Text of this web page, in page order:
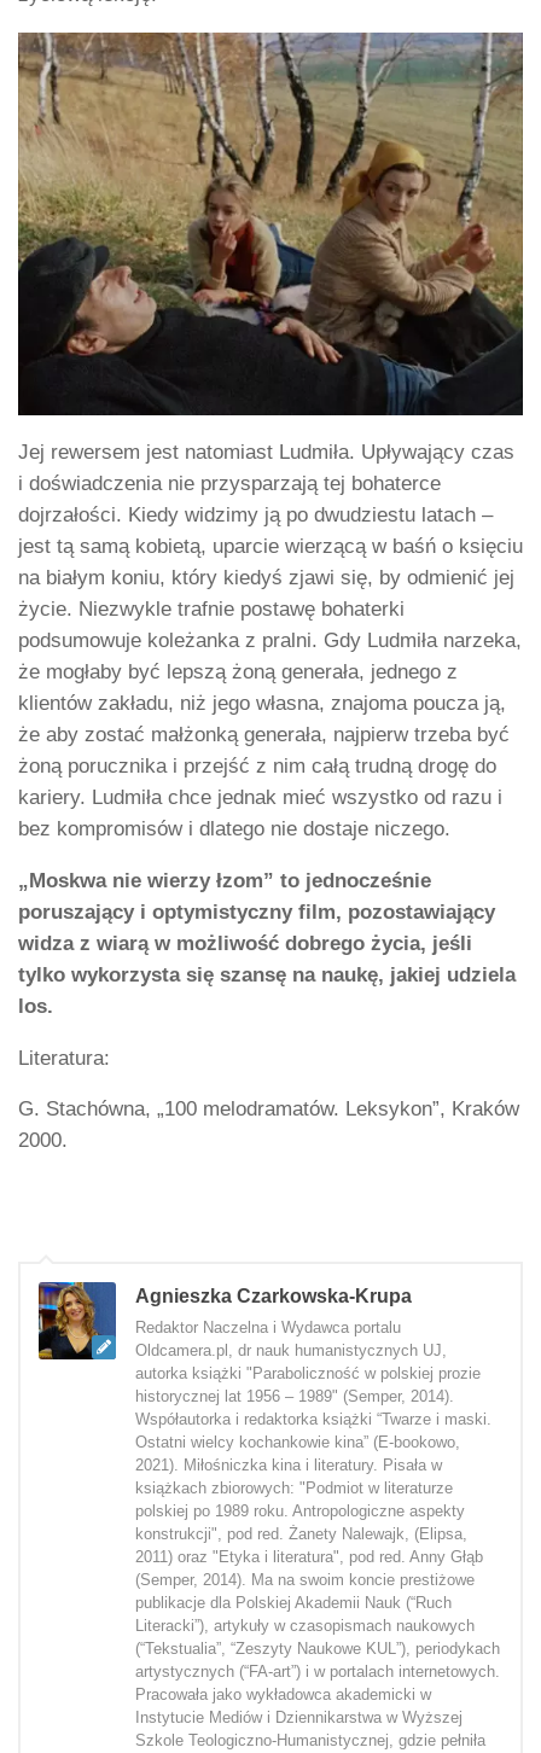
Jej rewersem jest natomiast Ludmiła. Upływający czas
i doświadczenia nie przysparzają tej bohaterce
dojrzałości. Kiedy widzimy ją po dwudziestu latach –
jest tą samą kobietą, uparcie wierzącą w baśń o księciu
na białym koniu, który kiedyś zjawi się, by odmienić jej
życie. Niezwykle trafnie postawę bohaterki
podsumowuje koleżanka z pralni. Gdy Ludmiła narzeka,
że mogłaby być lepszą żoną generała, jednego z
klientów zakładu, niż jego własna, znajoma poucza ją,
że aby zostać małżonką generała, najpierw trzeba być
żoną porucznika i przejść z nim całą trudną drogę do
kariery. Ludmiła chce jednak mieć wszystko od razu i
bez kompromisów i dlatego nie dostaje niczego.
„Moskwa nie wierzy łzom” to jednocześnie
poruszający i optymistyczny film, pozostawiający
widza z wiarą w możliwość dobrego życia, jeśli
tylko wykorzysta się szansę na naukę, jakiej udziela
los.
Literatura:
G. Stachówna, „100 melodramatów. Leksykon”, Kraków
2000.
Agnieszka Czarkowska-Krupa
Redaktor Naczelna i Wydawca portalu
Oldcamera.pl, dr nauk humanistycznych UJ,
autorka książki "Paraboliczność w polskiej prozie
historycznej lat 1956 – 1989" (Semper, 2014).
Współautorka i redaktorka książki “Twarze i maski.
Ostatni wielcy kochankowie kina” (E-bookowo,
2021). Miłośniczka kina i literatury. Pisała w
książkach zbiorowych: "Podmiot w literaturze
polskiej po 1989 roku. Antropologiczne aspekty
konstrukcji", pod red. Żanety Nalewajk, (Elipsa,
2011) oraz "Etyka i literatura", pod red. Anny Głąb
(Semper, 2014). Ma na swoim koncie prestiżowe
publikacje dla Polskiej Akademii Nauk (“Ruch
Literacki”), artykuły w czasopismach naukowych
(“Tekstualia”, “Zeszyty Naukowe KUL”), periodykach
artystycznych (“FA-art”) i w portalach internetowych.
Pracowała jako wykładowca akademicki w
Instytucie Mediów i Dziennikarstwa w Wyższej
Szkole Teologiczno-Humanistycznej, gdzie pełniła